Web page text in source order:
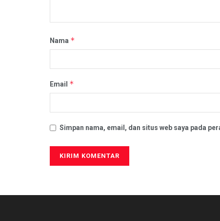
Nama *
Email *
Simpan nama, email, dan situs web saya pada